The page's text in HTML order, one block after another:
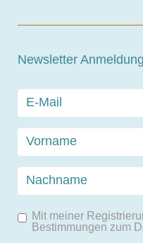
Newsletter Anmeldung
Mit meiner
Bestimmungen zum